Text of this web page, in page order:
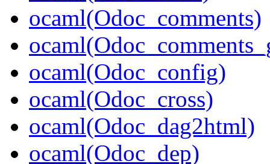
ocaml(Odoc_comments)
ocaml(Odoc_config)
ocaml(Odoc_cross)
ocaml(Odoc_dag2html)
ocaml(Odoc_dep)